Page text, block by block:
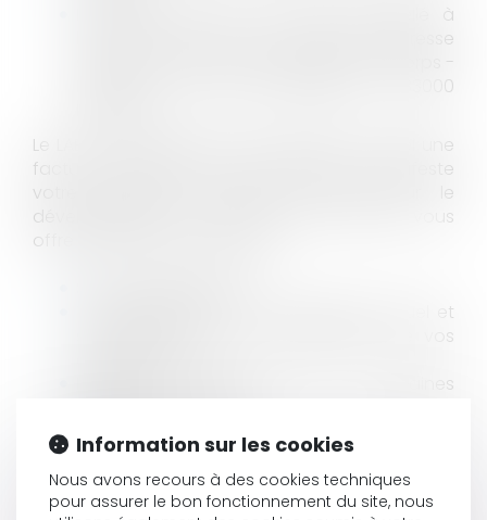
En dernier recours, par chèque libellé à
l'ordre du LAB'S et à envoyer à l'adresse
suivante : LAB'S c/o Me Pierre Louis Ducorps -
Ellipse, 10 rue Frantz Despagnet - 33000
Le LAB’S vous adressera aussitôt par courriel une
facture acquittée. Votre adhésion manifeste
votre soutien à l’action du LAB’S sur le
développement des outils Secib. Mais elle vous
offre aussi divers avantages :
Tarif préférentiel sur le Séminaire Annuel et
subventions pour la participation de vos
Remises spécifiques sur certaines
Référencement amélioré de votre cabinet
sur Internet
Information privilégiée sur les nouveautés et
évolutions de Neo
Information sur les cookies
Nous avons recours à des cookies techniques
pour assurer le bon fonctionnement du site, nous